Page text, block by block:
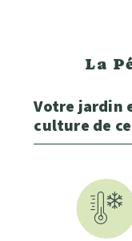
La
Votre jardin
culture de